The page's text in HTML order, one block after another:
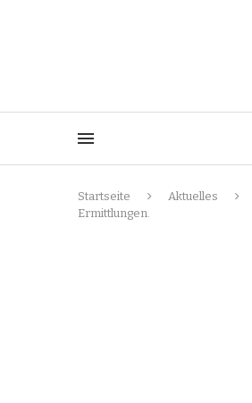
Startseite Aktuelles
Ermittlungen.